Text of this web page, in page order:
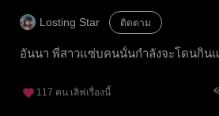
Losting Star ติดตาม
อันนา พี่สาวแซ่บคนนั้นกำลังจะโดนกิน
117 คน เลิฟเรื่องนี้